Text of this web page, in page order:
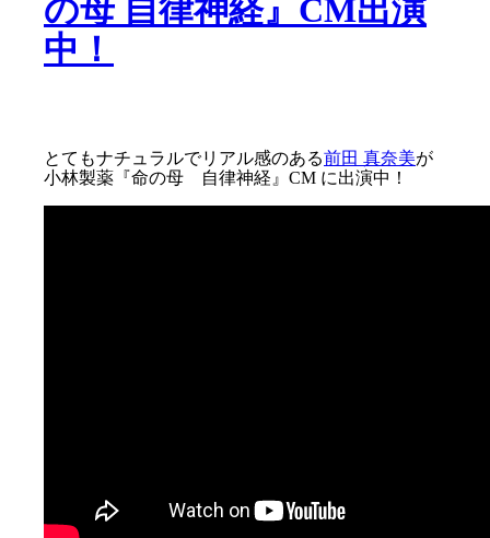
の母 自律神経』CM出演
中！
とてもナチュラルでリアル感のある前田 真奈美が
小林製薬『命の母 自律神経』CM に出演中！